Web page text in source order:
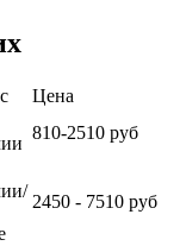
Цена
810-2510 руб
2450 - 7510 руб